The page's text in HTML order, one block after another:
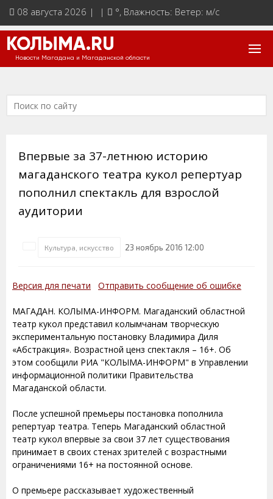
08 августа 2026 | | °, Влажность: Ветер: м/с
КОЛЫМА.RU
Новости Магадана и Магаданской области
Впервые за 37-летнюю историю
магаданского театра кукол репертуар
пополнил спектакль для взрослой
аудитории
Культура, искусство 23 ноябрь 2016 12:00
Версия для печати Отправить сообщение об ошибке
МАГАДАН. КОЛЫМА-ИНФОРМ. Магаданский областной
театр кукол представил колымчанам творческую
экспериментальную постановку Владимира Диля
«Абстракция». Возрастной ценз спектакля – 16+. Об
этом сообщили РИА "КОЛЫМА-ИНФОРМ" в Управлении
информационной политики Правительства
Магаданской области.
После успешной премьеры постановка пополнила
репертуар театра. Теперь Магаданский областной
театр кукол впервые за свои 37 лет существования
принимает в своих стенах зрителей с возрастными
ограничениями 16+ на постоянной основе.
О премьере рассказывает художественный